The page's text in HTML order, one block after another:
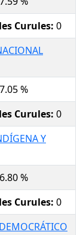
Curules: 0
7.05 %
Curules: 0
Y
6.80 %
Curules: 0